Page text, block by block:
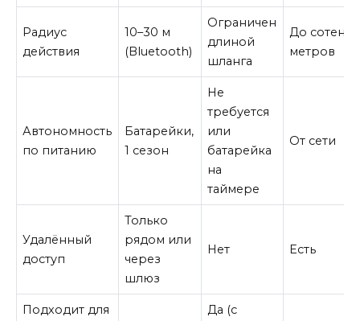
Радиус
действия
10–30 м
(Bluetooth)
Ограничен
длиной
шланга
До сотен
метров
Автономность
по питанию
Батарейки,
1 сезон
Не
требуется
или
батарейка
на
таймере
От сети
Удалённый
доступ
Только
рядом или
через
шлюз
Нет Есть
Подходит для
Да (с